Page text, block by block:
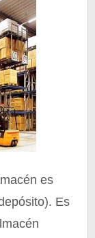
es
Es